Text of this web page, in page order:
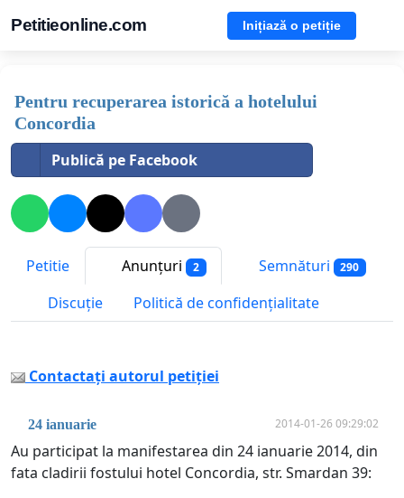
Petitieonline.com Inițiază o petiție
Pentru recuperarea istorică a hotelului
Concordia
Publică pe Facebook
Petitie Anunțuri 2 Semnături 290
Discuție Politică de confidențialitate
Contactați autorul petiției
24 ianuarie 2014-01-26 09:29:02
Au participat la manifestarea din 24 ianuarie 2014, din
fata cladirii fostului hotel Concordia, str. Smardan 39: